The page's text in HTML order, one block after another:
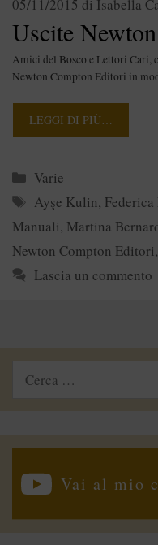
Uscite
05/11/2015 di Isabella
Amici del Bosco e Lettori Cari,
Newton Compton Editori in
LEGGI DI PIÙ…
Categorie
Varie
Tag
Ayşe Kulin,
Manuali, Martina
Newton Compton Editori,
Lascia un commento
Ricerca
Vai al mio